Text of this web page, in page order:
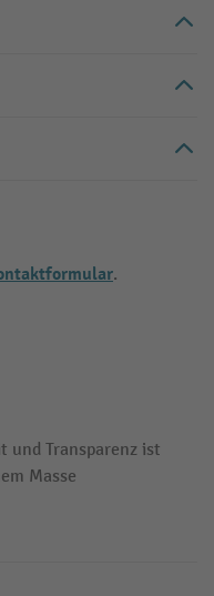
.
Transparenz ist
Masse